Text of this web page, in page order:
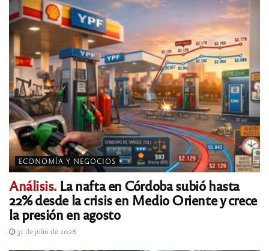
ECONOMÍA Y NEGOCIOS
Análisis. La nafta en Córdoba subió hasta
22% desde la crisis en Medio Oriente y crece
la presión en agosto
31 de julio de 2026